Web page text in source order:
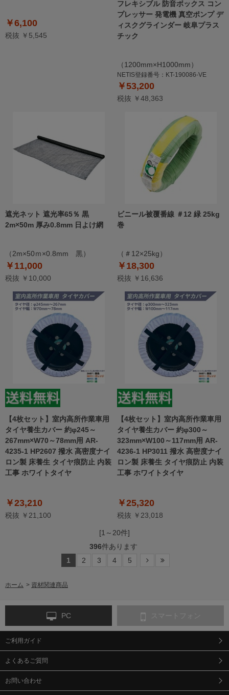
￥6,100
税抜 ￥5,545
フレキシブル 防音ボックス コン
プレッサー 発電機 真空ポンプ デ
ィスクグラインダー 岐阜プラス
チック
（1200mm×H1000mm）
NETIS登録番号：KT-190086-VE
￥53,200
税抜 ￥48,363
遮光ネット 遮光率65％ 黒
2m×50m 厚み0.8mm 日よけ網
（2m×50ｍ×0.8mm 黒）
￥11,000
税抜 ￥10,000
ビニール被覆番線 ＃12 緑 25kg
巻
（＃12×25kg）
￥18,300
税抜 ￥16,636
【4枚セット】室内高所作業車用
タイヤ養生カバー 約φ245～
267mm×W70～78mm用 AR-
4235-1 HP2607 撥水 高密度ナイ
ロン製 床養生 タイヤ痕防止 内装
工事 ホワイトタイヤ
￥23,210
税抜 ￥21,100
【4枚セット】室内高所作業車用
タイヤ養生カバー 約φ300～
323mm×W100～117mm用 AR-
4236-1 HP3011 撥水 高密度ナイ
ロン製 床養生 タイヤ痕防止 内装
工事 ホワイトタイヤ
￥25,320
税抜 ￥23,018
[1～20件]
396件あります
1
2 3 4 5
ホーム > 資材関連商品
PC スマートフォン
ご利用ガイド
よくあるご質問
お問い合わせ